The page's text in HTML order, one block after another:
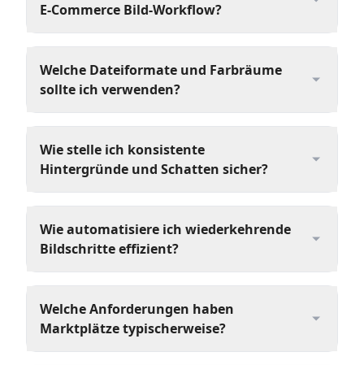
E‑Commerce Bild-Workflow?
Welche Dateiformate und Farbräume
sollte ich verwenden?
Wie stelle ich konsistente
Hintergründe und Schatten sicher?
Wie automatisiere ich wiederkehrende
Bildschritte effizient?
Welche Anforderungen haben
Marktplätze typischerweise?